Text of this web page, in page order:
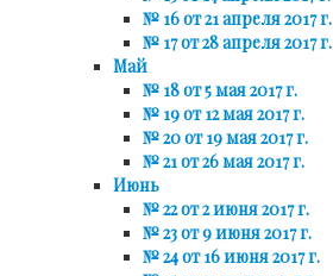
№ 16 от 21 апреля 2017 г.
№ 17 от 28 апреля 2017 г.
Май
№ 18 от 5 мая 2017 г.
№ 19 от 12 мая 2017 г.
№ 20 от 19 мая 2017 г.
№ 21 от 26 мая 2017 г.
Июнь
№ 22 от 2 июня 2017 г.
№ 23 от 9 июня 2017 г.
№ 24 от 16 июня 2017 г.